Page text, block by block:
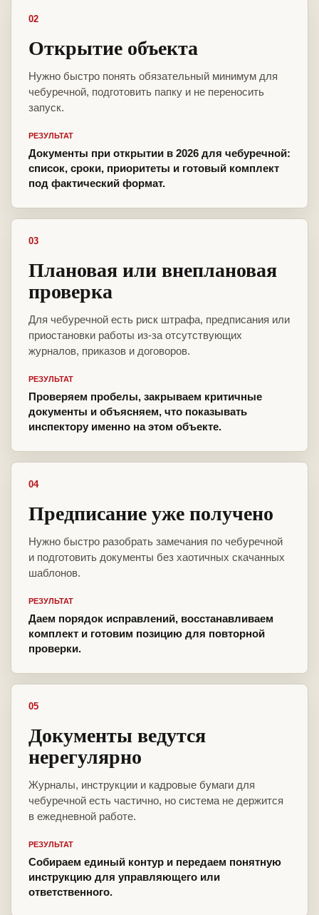
02
Открытие объекта
Нужно быстро понять обязательный минимум для
чебуречной, подготовить папку и не переносить
запуск.
РЕЗУЛЬТАТ
Документы при открытии в 2026 для чебуречной:
список, сроки, приоритеты и готовый комплект
под фактический формат.
03
Плановая или внеплановая
проверка
Для чебуречной есть риск штрафа, предписания или
приостановки работы из-за отсутствующих
журналов, приказов и договоров.
РЕЗУЛЬТАТ
Проверяем пробелы, закрываем критичные
документы и объясняем, что показывать
инспектору именно на этом объекте.
04
Предписание уже получено
Нужно быстро разобрать замечания по чебуречной
и подготовить документы без хаотичных скачанных
шаблонов.
РЕЗУЛЬТАТ
Даем порядок исправлений, восстанавливаем
комплект и готовим позицию для повторной
проверки.
05
Документы ведутся
нерегулярно
Журналы, инструкции и кадровые бумаги для
чебуречной есть частично, но система не держится
в ежедневной работе.
РЕЗУЛЬТАТ
Собираем единый контур и передаем понятную
инструкцию для управляющего или
ответственного.